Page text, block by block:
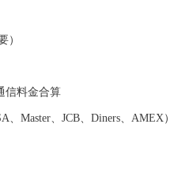
エビなど様々な海産物が豊富に
）
信料金合算
Master、JCB、Diners、AMEX）